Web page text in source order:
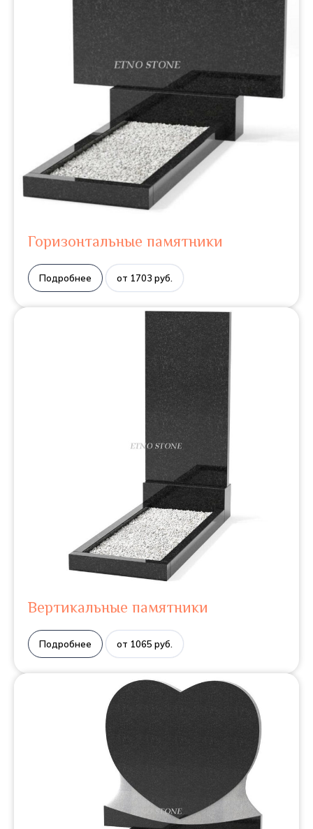
Горизонтальные памятники
Подробнее от 1703 руб.
Вертикальные памятники
Подробнее от 1065 руб.